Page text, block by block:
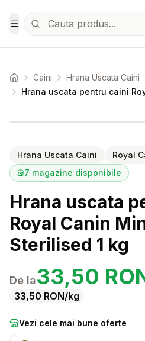
Sari la conținutul principal
Toggle Menu
Acasa Caini
Hrana Uscata Caini
Hrana Uscata Caini
Royal
7 magazine disponibile
Hrana uscata
Royal Canin
Sterilised 1 kg
De la33,50
33,50 RON/kg
Vezi cele mai bune oferte